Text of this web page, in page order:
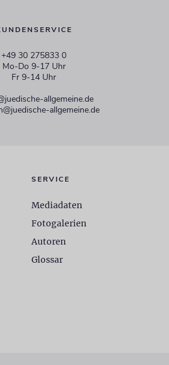
+49 30 275833 0
Mo-Do 9-17 Uhr
Fr 9-14 Uhr
allgemeine.de
allgemeine.de
SERVICE
Mediadaten
Fotogalerien
Autoren
Glossar